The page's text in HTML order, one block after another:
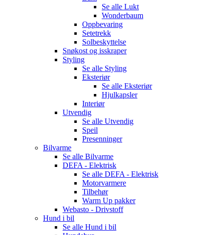
Se alle Lukt
Wonderbaum
Oppbevaring
Setetrekk
Solbeskyttelse
Snøkost og isskraper
Styling
Se alle Styling
Eksteriør
Se alle Eksteriør
Hjulkapsler
Interiør
Utvendig
Se alle Utvendig
Speil
Presenninger
Bilvarme
Se alle Bilvarme
DEFA - Elektrisk
Se alle DEFA - Elektrisk
Motorvarmere
Tilbehør
Warm Up pakker
Webasto - Drivstoff
Hund i bil
Se alle Hund i bil